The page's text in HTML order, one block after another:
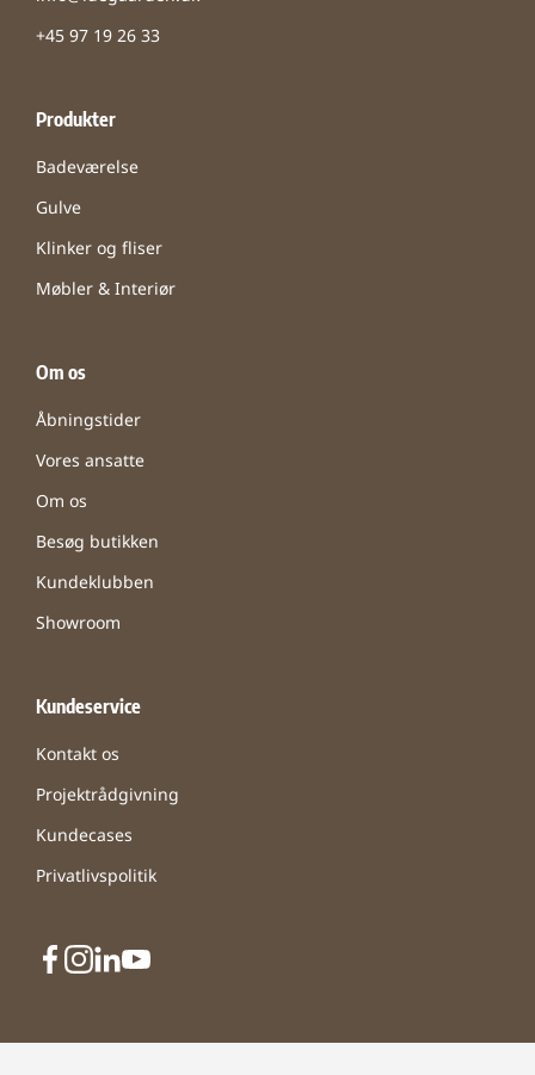
+45 97 19 26 33
Produkter
Badeværelse
Gulve
Klinker og fliser
Møbler & Interiør
Om os
Åbningstider
Vores ansatte
Om os
Besøg butikken
Kundeklubben
Showroom
Kundeservice
Kontakt os
Projektrådgivning
Kundecases
Privatlivspolitik